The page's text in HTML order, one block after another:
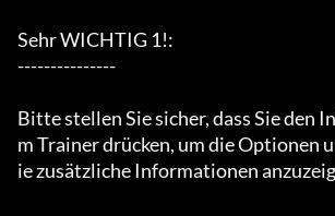
Sehr WICHTIG 1!:
---------------
Bitte stellen Sie sicher, dass Sie den
m Trainer drücken, um die Optionen
ie zusätzliche Informationen